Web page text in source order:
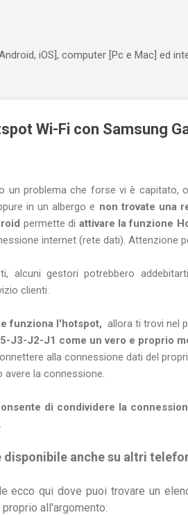
iOS], computer [Pc e Mac] ed
Wi-Fi con Samsung
un problema che forse vi è capitato,
in un albergo e non trovate una
permette di attivare la funzione
internet (rete dati). Attenzione
alcuni gestori potrebbero
clienti.
funziona l'hotspot, allora ti trovi nel
J3-J2-J1 come un vero e proprio
alla connessione dati del
la connessione.
di condividere la
disponibile anche su altri
ecco qui dove puoi trovare un
all'argomento: